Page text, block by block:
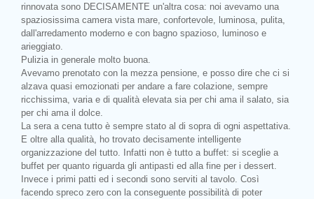
rinnovata sono DECISAMENTE un'altra cosa: noi avevamo una
spaziosissima camera vista mare, confortevole, luminosa, pulita,
dall'arredamento moderno e con bagno spazioso, luminoso e
arieggiato.
Pulizia in generale molto buona.
Avevamo prenotato con la mezza pensione, e posso dire che ci si
alzava quasi emozionati per andare a fare colazione, sempre
ricchissima, varia e di qualità elevata sia per chi ama il salato, sia
per chi ama il dolce.
La sera a cena tutto è sempre stato al di sopra di ogni aspettativa.
E oltre alla qualità, ho trovato decisamente intelligente
organizzazione del tutto. Infatti non è tutto a buffet: si sceglie a
buffet per quanto riguarda gli antipasti ed alla fine per i dessert.
Invece i primi patti ed i secondi sono serviti al tavolo. Così
facendo spreco zero con la conseguente possibilità di poter